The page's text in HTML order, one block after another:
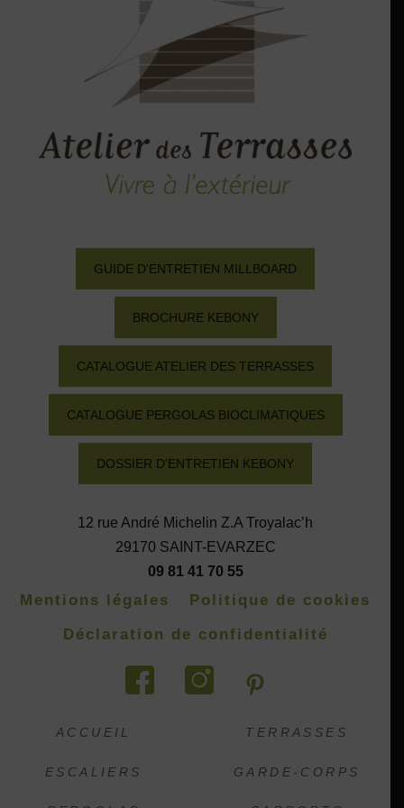
GUIDE D'ENTRETIEN MILLBOARD
BROCHURE KEBONY
CATALOGUE ATELIER DES TERRASSES
CATALOGUE PERGOLAS BIOCLIMATIQUES
DOSSIER D'ENTRETIEN KEBONY
12 rue André Michelin Z.A Troyalac’h
29170 SAINT-EVARZEC
09 81 41 70 55
Mentions légales
Politique de cookies
Déclaration de confidentialité
ACCUEIL TERRASSES
ESCALIERS GARDE-CORPS